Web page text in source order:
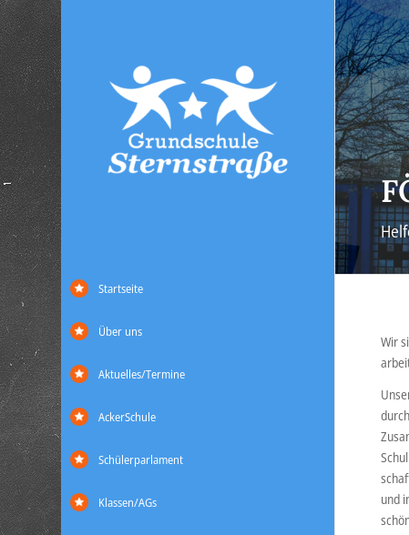
Startseite
Über uns
Aktuelles/Termine
AckerSchule
Schülerparlament
Klassen/AGs
Wir
und